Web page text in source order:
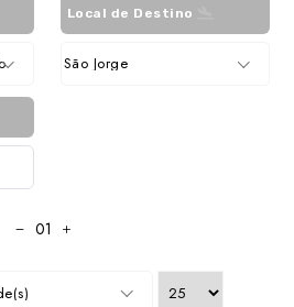
Local de Destino
São Jorge